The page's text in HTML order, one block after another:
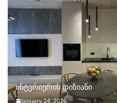
ინტერიერის დიზიანი
January 24, 2026